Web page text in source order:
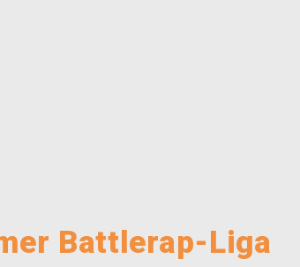
Battlerap-Liga